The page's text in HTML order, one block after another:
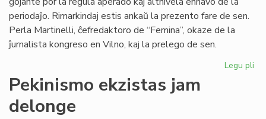
periodaĵo. Rimarkindaj estis ankaŭ la prezento fare de sen.
Perla Martinelli, ĉefredaktoro de “Femina”, okaze de la
ĵurnalista kongreso en Vilno, kaj la prelego de sen.
Legu pli
Pekinismo ekzistas jam
delonge